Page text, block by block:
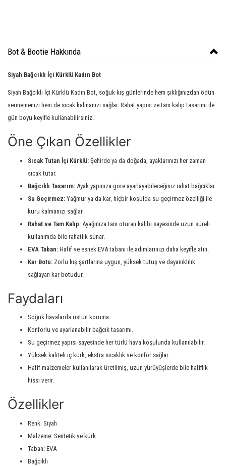
Bot & Bootie Hakkında
Siyah Bağcıklı İçi Kürklü Kadın Bot
Siyah Bağcıklı İçi Kürklü Kadın Bot, soğuk kış günlerinde hem şıklığınızdan ödün
vermemenizi hem de sıcak kalmanızı sağlar. Rahat yapısı ve tam kalıp tasarımı ile
gün boyu keyifle kullanabilirsiniz.
Öne Çıkan Özellikler
Sıcak Tutan İçi Kürklü: Şehirde ya da doğada, ayaklarınızı her zaman
sıcak tutar.
Bağcıklı Tasarım: Ayak yapınıza göre ayarlayabileceğiniz rahat bağcıklar.
Su Geçirmez: Yağmur ya da kar, hiçbir koşulda su geçirmez özelliği ile
kuru kalmanızı sağlar.
Rahat ve Tam Kalıp: Ayağınıza tam oturan kalıbı sayesinde uzun süreli
kullanımda bile rahatlık sunar.
EVA Taban: Hafif ve esnek EVA tabanı ile adımlarınızı daha keyifle atın.
Kar Botu: Zorlu kış şartlarına uygun, yüksek tutuş ve dayanıklılık
sağlayan kar botudur.
Faydaları
Soğuk havalarda üstün koruma.
Konforlu ve ayarlanabilir bağcık tasarımı.
Su geçirmez yapısı sayesinde her türlü hava koşulunda kullanılabilir.
Yüksek kaliteli iç kürk, ekstra sıcaklık ve konfor sağlar.
Hafif malzemeler kullanılarak üretilmiş, uzun yürüyüşlerde bile hafiflik
hissi verir.
Özellikler
Renk: Siyah
Malzeme: Sentetik ve kürk
Taban: EVA
Bağcıklı